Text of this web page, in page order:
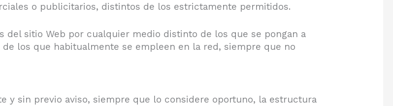
o publicitarios, distintos de los estrictamente permitidos.
sitio Web por cualquier medio distinto de los que se pongan a
los que habitualmente se empleen en la red, siempre que no
y sin previo aviso, siempre que lo considere oportuno, la estructura